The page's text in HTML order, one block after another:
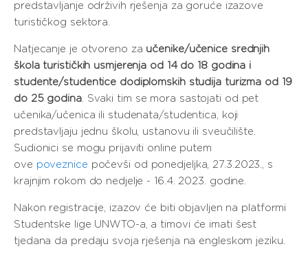
predstavljanje održivih rješenja za goruće izazove
turističkog sektora.
Natjecanje je otvoreno za učenike/učenice srednjih
škola turističkih usmjerenja od 14 do 18 godina i
studente/studentice dodiplomskih studija turizma od 19
do 25 godina. Svaki tim se mora sastojati od pet
učenika/učenica ili studenata/studentica, koji
predstavljaju jednu školu, ustanovu ili sveučilište.
Sudionici se mogu prijaviti online putem
ove poveznice počevši od ponedjeljka, 27.3.2023., s
krajnjim rokom do nedjelje - 16.4. 2023. godine.
Nakon registracije, izazov će biti objavljen na platformi
Studentske lige UNWTO-a, a timovi će imati šest
tjedana da predaju svoja rješenja na engleskom jeziku.